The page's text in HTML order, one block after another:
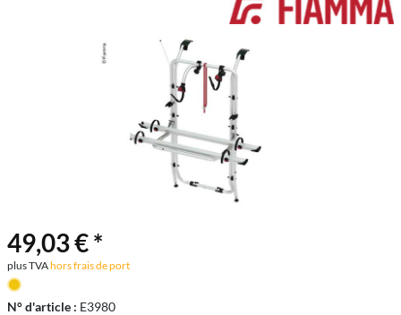
49,03 € *
plus TVAhors frais de port
N° d'article : E3980